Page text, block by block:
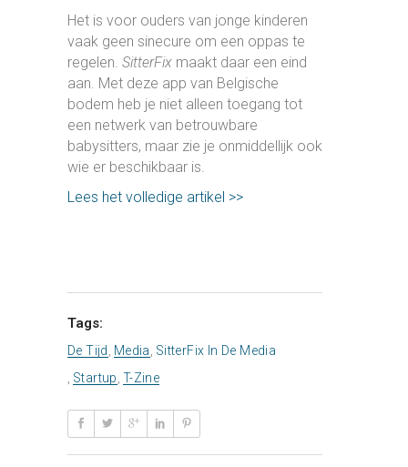
Het is voor ouders van jonge kinderen
vaak geen sinecure om een oppas te
regelen. SitterFix maakt daar een eind
aan. Met deze app van Belgische
bodem heb je niet alleen toegang tot
een netwerk van betrouwbare
babysitters, maar zie je onmiddellijk ook
wie er beschikbaar is.
Lees het volledige artikel >>
Tags:
De Tijd Media SitterFix In De Media
Startup T-Zine